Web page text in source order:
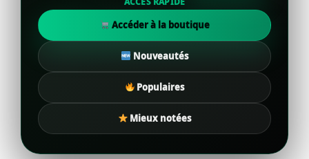
Accéder à la boutique
Nouveautés
Populaires
Mieux notées